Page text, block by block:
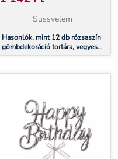
Sussvelem
Hasonlók, mint 12 db rózsaszín
gömbdekoráció tortára, vegyes
méret